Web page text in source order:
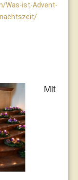
Was-ist-Advent-
Mit